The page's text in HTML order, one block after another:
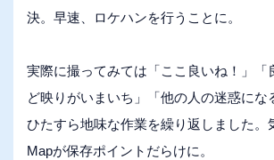
決。早速、ロケハンを行うことに。
実際に撮ってみては「ここ良いね！」「
ど映りがいまいち」「他の人の迷惑にな
ひたすら地味な作業を繰り返しました。
Mapが保存ポイントだらけに。